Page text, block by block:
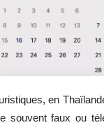
en
souvent faux ou